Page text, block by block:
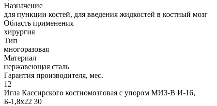
Назначение
для пункции костей, для введения жидкостей в костный мозг
Область применения
хирургия
Тип
многоразовая
Материал
нержавеющая сталь
Гарантия производителя, мес.
12
Игла Кассирского костномозговая с упором МИЗ-В И-16,
Б-1,8x22 30